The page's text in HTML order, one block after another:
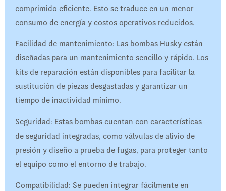
comprimido eficiente. Esto se traduce en un menor
consumo de energía y costos operativos reducidos.
Facilidad de mantenimiento: Las bombas Husky están
diseñadas para un mantenimiento sencillo y rápido. Los
kits de reparación están disponibles para facilitar la
sustitución de piezas desgastadas y garantizar un
tiempo de inactividad mínimo.
Seguridad: Estas bombas cuentan con características
de seguridad integradas, como válvulas de alivio de
presión y diseño a prueba de fugas, para proteger tanto
el equipo como el entorno de trabajo.
Compatibilidad: Se pueden integrar fácilmente en